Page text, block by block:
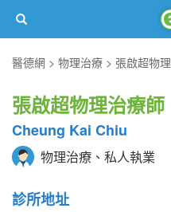
醫德網
物理治療 張啟超物
張啟超物理治療師
Cheung Kai Chiu
物理治療、私人執業
診所地址